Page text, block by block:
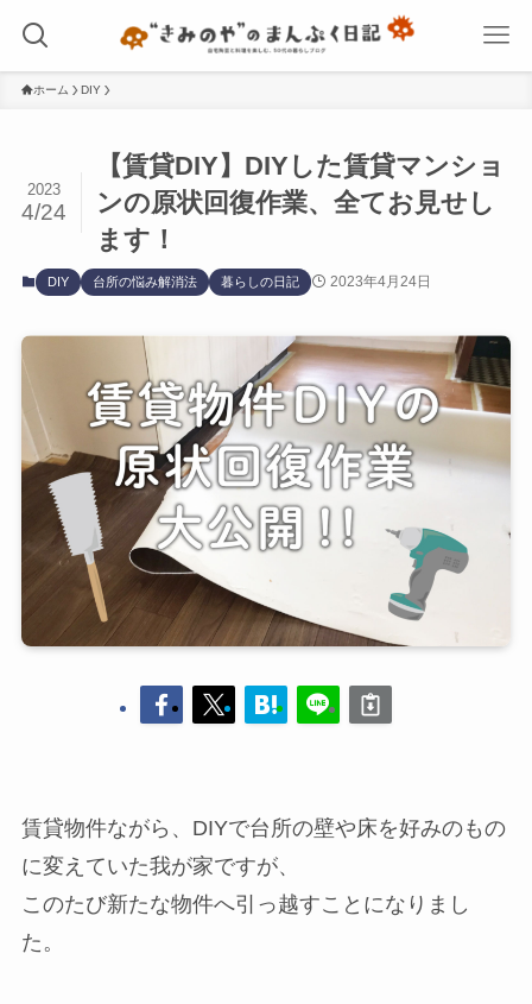
ホーム DIY
【賃貸DIY】DIYした賃貸マンショ
ンの原状回復作業、全てお見せし
ます！
2023
4/24
DIY 台所の悩み解消法 暮らしの日記 2023年4月24日
賃貸物件ながら、DIYで台所の壁や床を好みのもの
に変えていた我が家ですが、
このたび新たな物件へ引っ越すことになりまし
た。